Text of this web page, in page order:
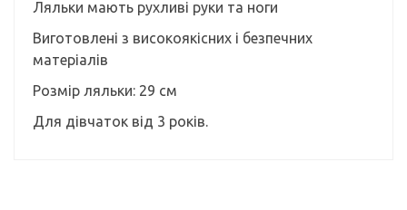
Ляльки мають рухливі руки та ноги
Виготовлені з високоякісних і безпечних
матеріалів
Розмір ляльки: 29 см
Для дівчаток від 3 років.